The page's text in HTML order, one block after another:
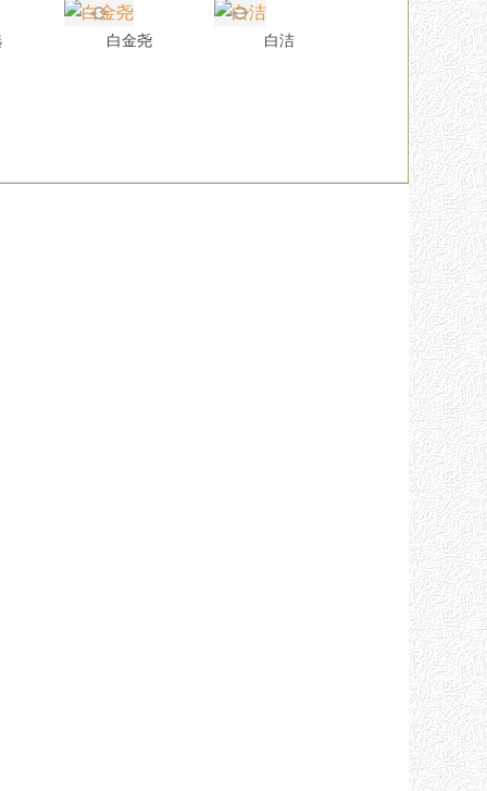
白金尧 白洁